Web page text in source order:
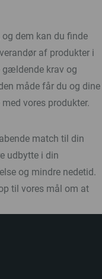
dem kan du finde
af produkter i
gældende krav og
måde får du og dine
vores produkter.
match til din
udbytte i din
og mindre nedetid.
til vores mål om at